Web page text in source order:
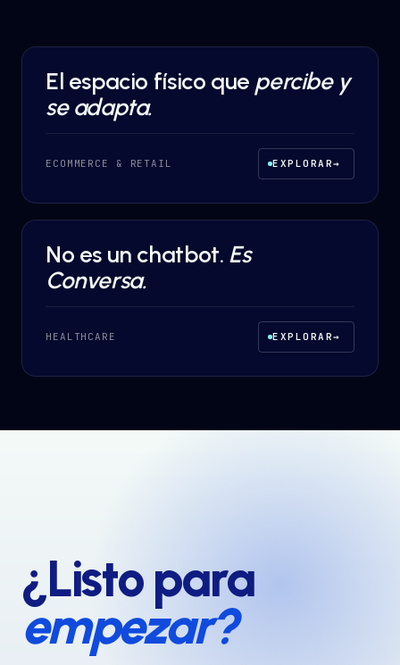
AI AUTOMATION·ECOMMERCE & RETAIL
El espacio físico que percibe y
se adapta.
ECOMMERCE & RETAIL EXPLORAR→
AI AUTOMATION·HEALTHCARE
No es un chatbot. Es
Conversa.
HEALTHCARE EXPLORAR→
¿Listo para
empezar?